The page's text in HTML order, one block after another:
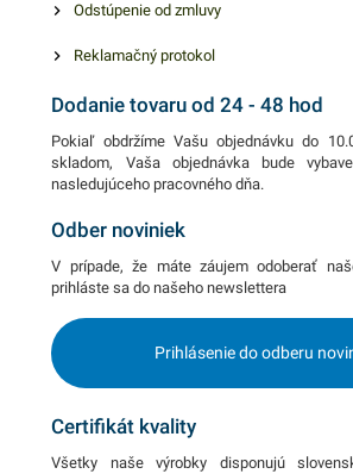
Odstúpenie od zmluvy
Reklamačný protokol
Dodanie tovaru od 24 - 48 hod
Pokiaľ obdržíme Vašu objednávku do
skladom, Vaša objednávka bude
nasledujúceho pracovného dňa.
Odber noviniek
V prípade, že máte záujem odoberať
prihláste sa do našeho newslettera
Prihlásenie do odberu
Certifikát kvality
Všetky naše výrobky disponujú